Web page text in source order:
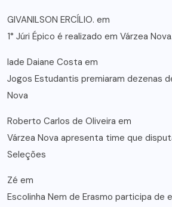
GIVANILSON ERCÍLIO. em
1° Júri Épico é realizado em Várzea Nova.
lade Daiane Costa em
Jogos Estudantis premiaram dezenas
Nova
Roberto Carlos de Oliveira em
Várzea Nova apresenta time que
Seleções
Zé em
Escolinha Nem de Erasmo participa de